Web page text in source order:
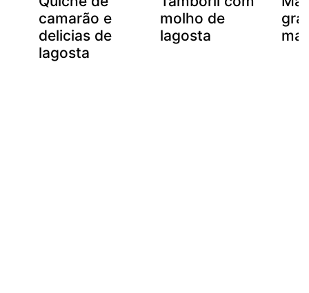
camarão e
delicias de
lagosta
molho de
lagosta